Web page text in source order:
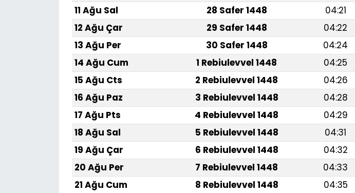
11 Ağu Sal
28 Safer 1448 04:21
12 Ağu Çar
29 Safer 1448 04:22
13 Ağu Per
30 Safer 1448 04:24
14 Ağu Cum
1 Rebiulevvel 1448 04:25
15 Ağu Cts
2 Rebiulevvel 1448 04:26
16 Ağu Paz
3 Rebiulevvel 1448 04:28
17 Ağu Pts
4 Rebiulevvel 1448 04:29
18 Ağu Sal
5 Rebiulevvel 1448 04:31
19 Ağu Çar
6 Rebiulevvel 1448 04:32
20 Ağu Per
7 Rebiulevvel 1448 04:33
21 Ağu Cum
8 Rebiulevvel 1448 04:35